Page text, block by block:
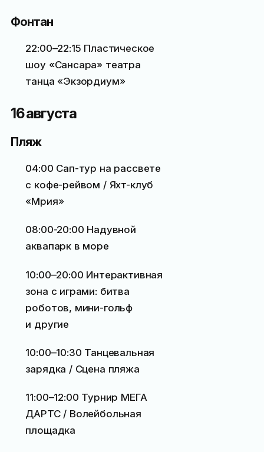
Фонтан
22:00–22:15 Пластическое
шоу «Сансара» театра
танца «Экзордиум»
16 августа
Пляж
04:00 Сап-тур на рассвете
с кофе-рейвом / Яхт-клуб
«Мрия»
08:00-20:00 Надувной
аквапарк в море
10:00–20:00 Интерактивная
зона с играми: битва
роботов, мини-гольф
и другие
10:00–10:30 Танцевальная
зарядка / Сцена пляжа
11:00–12:00 Турнир МЕГА
ДАРТС / Волейбольная
площадка